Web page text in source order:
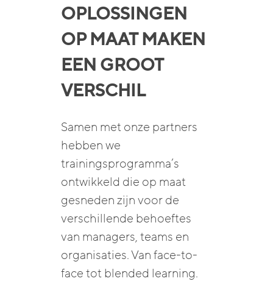
OPLOSSINGEN
OP MAAT MAKEN
EEN GROOT
VERSCHIL
Samen met onze partners
hebben we
trainingsprogramma’s
ontwikkeld die op maat
gesneden zijn voor de
verschillende behoeftes
van managers, teams en
organisaties. Van face-to-
face tot blended learning.